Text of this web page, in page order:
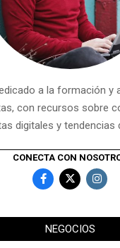
a la formación y
con recursos sobre
digitales y tendencias
CONECTA CON
NEGOCIOS